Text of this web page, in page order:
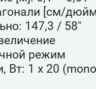
[см/
147,3 / 58"
режим
Вт: 1 x 20